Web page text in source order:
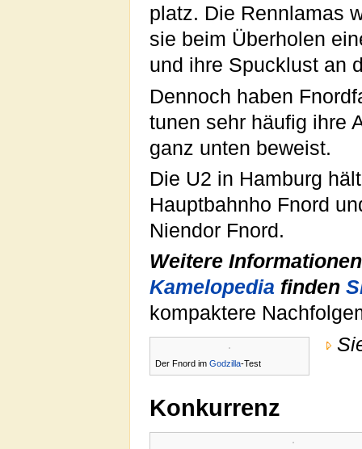
platz. Die Rennlamas
sie beim Überholen
und ihre Spucklust an
Dennoch haben
tunen sehr häufig ihre
ganz unten beweist.
Die U2 in Hamburg
Hauptbahnho Fnord
Niendor Fnord.
Weitere
Kamelopedia finden
kompaktere
Der Fnord im Godzilla-Test
Konkurrenz